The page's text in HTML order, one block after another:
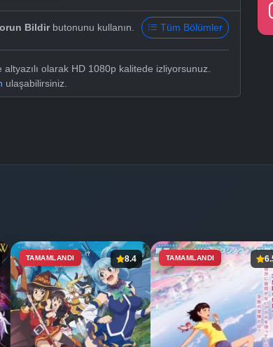
Bildirbutonunu kullanın. Tüm Bölümler
olarak HD 1080p kalitede izliyorsunuz.
ulaşabilirsiniz.
TAMAMLANDI 8.4 TAMAMLANDI